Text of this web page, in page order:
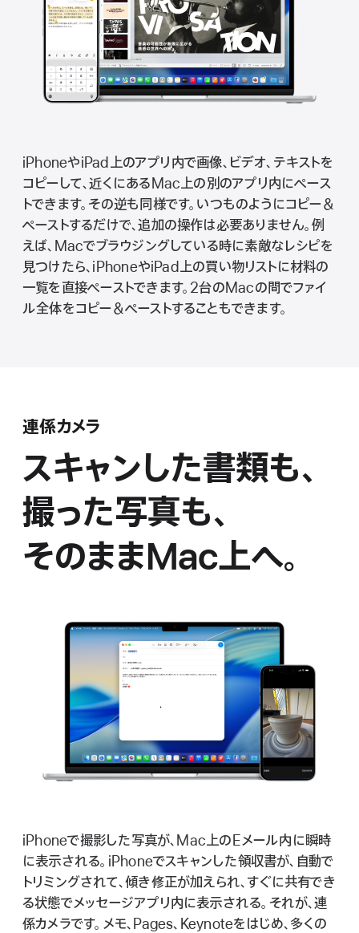
iPhoneやiPad上のアプリ内で画像、ビデオ、テキストを
コピーして、近くにあるMac上の別のアプリ内にペース
トできます。その逆も同様です。いつものようにコピー＆
ペーストするだけで、追加の操作は必要ありません。例
えば、Macでブラウジングしている時に素敵なレシピを
見つけたら、iPhoneやiPad上の買い物リストに材料の
一覧を直接ペーストできます。2台のMacの間でファイ
ル全体をコピー＆ペーストすることもできま す 。
連係カメラ
スキャンした書類も、
撮った写真も、
そのままMac上へ。
iPhoneで撮影した写真が、Mac上のEメール内に瞬時
に表示される。iPhoneでスキャンした領収書が、自動で
トリミングされて、傾き修正が加えられ、すぐに共有でき
る状態でメッセージアプリ内に表示される。それが、連
係カメラです。メモ、Pages、Keynoteをはじめ、多くの